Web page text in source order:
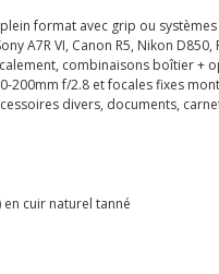
format avec grip ou
A7R VI, Canon R5, Nikon D850,
combinaisons boîtier +
200mm f/2.8 et focales fixes
divers, documents,
cuir naturel tanné